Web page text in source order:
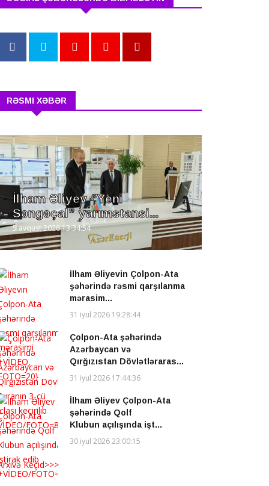
RƏSMI XƏBƏR
İlham Əliyev “Yeni
Səngəçal” yarımstansi...
5 avqust 2026 13:34:54
İlham Əliyevin Çolpon-Ata
şəhərində rəsmi qarşılanma
mərasim...
31 iyul 2026 19:28:44
Çolpon-Ata şəhərində
Azərbaycan və
Qırğızıstan Dövlətləraras...
31 iyul 2026 17:44:36
İlham Əliyev Çolpon-Ata
şəhərində Qolf
Klubun açılışında işt...
30 iyul 2026 23:00:15
Keçid>>>